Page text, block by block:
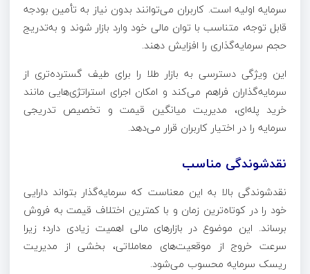
سرمایه اولیه است. کاربران می‌توانند بدون نیاز به تأمین بودجه
قابل توجه، متناسب با توان مالی خود وارد بازار شوند و به‌تدریج
حجم سرمایه‌گذاری را افزایش دهند.
این ویژگی دسترسی به بازار طلا را برای طیف گسترده‌تری از
سرمایه‌گذاران فراهم می‌کند و امکان اجرای استراتژی‌هایی مانند
خرید پله‌ای، مدیریت میانگین قیمت و تخصیص تدریجی
سرمایه را در اختیار کاربران قرار می‌دهد.
نقدشوندگی مناسب
نقدشوندگی بالا به این معناست که سرمایه‌گذار بتواند دارایی
خود را در کوتاه‌ترین زمان و با کمترین اختلاف قیمت به فروش
برساند. این موضوع در بازارهای مالی اهمیت زیادی دارد؛ زیرا
سرعت خروج از موقعیت‌های معاملاتی، بخشی از مدیریت
ریسک سرمایه محسوب می‌شود.